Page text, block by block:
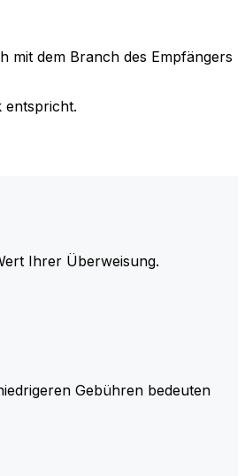
mit dem Branch des Empfängers
entspricht.
Ihrer Überweisung.
Gebühren bedeuten